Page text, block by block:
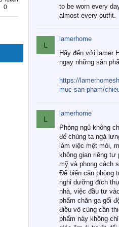
0
to be worn every
almost every outfit.
L
lamerhome
Hãy đến với lamer
ngay những sản
https://
muc-san-pham/
L
lamerhome
Phòng ngủ không
để chúng ta ngả
làm việc mệt mỏi,
không gian riêng tư
mỹ và phong cách
Để biến căn phòng
nghỉ dưỡng đích
nhà, việc đầu tư
phẩm chăn ga gối
điều vô cùng cần
phẩm này không